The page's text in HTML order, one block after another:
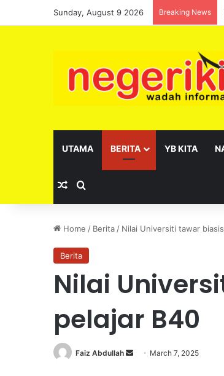
Sunday, August 9 2026 Breaking News
UTAMA BERITA YB KITA
Random Article
Home / Berita / Nilai Universiti tawar
Berita
Nilai
pelajar B40
Faiz Abdullah March 7, 2025